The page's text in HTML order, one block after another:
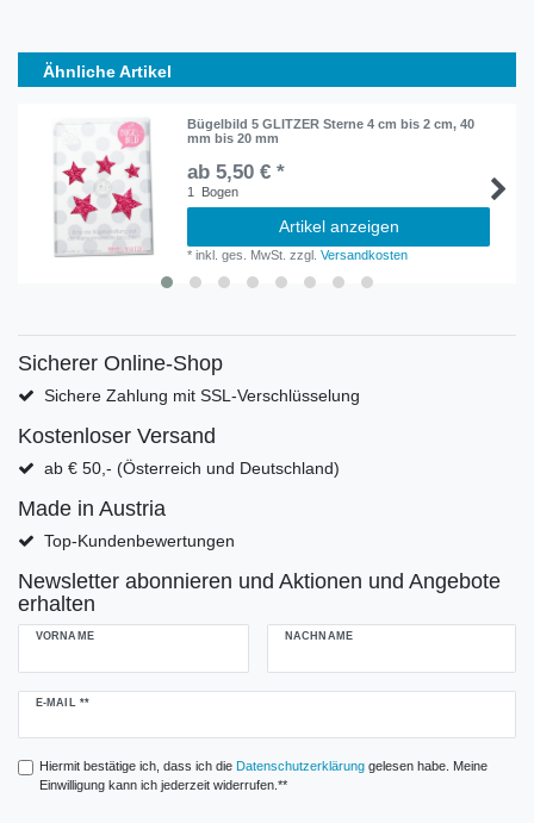
Ähnliche Artikel
Bügelbild 5 GLITZER Sterne 4 cm bis 2 cm, 40
mm bis 20 mm
ab 5,50 € *
1 Bogen
Artikel anzeigen
*inkl. ges. MwSt. zzgl.Versandkosten
Sicherer Online-Shop
Sichere Zahlung mit SSL-Verschlüsselung
Kostenloser Versand
ab € 50,- (Österreich und Deutschland)
Made in Austria
Top-Kundenbewertungen
Newsletter abonnieren und Aktionen und Angebote
erhalten
VORNAME NACHNAME
E-MAIL **
Newsletter
Hiermit bestätige ich, dass ich die Daten­schutz­erklärunggelesen habe. Meine
Einwilligung kann ich jederzeit widerrufen.**